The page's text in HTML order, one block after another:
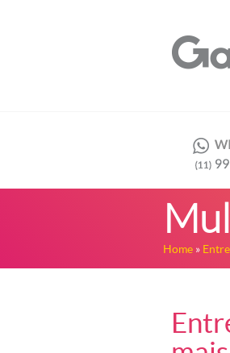
Home »